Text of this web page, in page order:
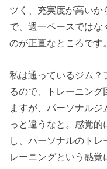
ツく、充実度が高い
で、週一ペースではな
のが正直なところです。
私は通っているジム？
るので、トレーニング
ますが、パーソナルジ
っと違うなと。感覚的
し、パーソナルのトレ
レーニングという感